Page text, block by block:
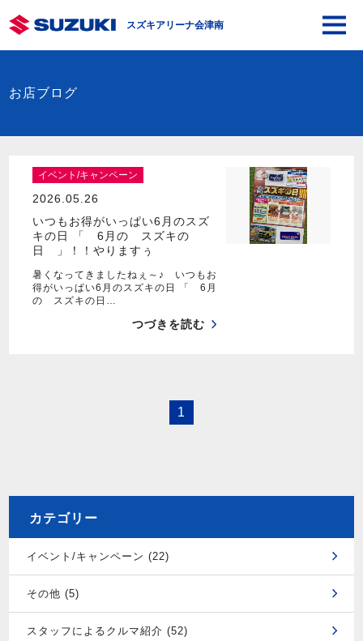
スズキアリーナ会津南
お店ブログ
イベント/キャンペーン
2026.05.26
いつもお得がいっぱい6月のスズ
キの日 「 6月の スズキの
日 」！！やりますぅ
暑くなってきましたねぇ～♪ いつもお
得がいっぱい6月のスズキの日 「 6月
の スズキの日…
つづきを読む
1
カテゴリー
イベント/キャンペーン (22)
その他 (5)
スタッフによるクルマ紹介 (52)